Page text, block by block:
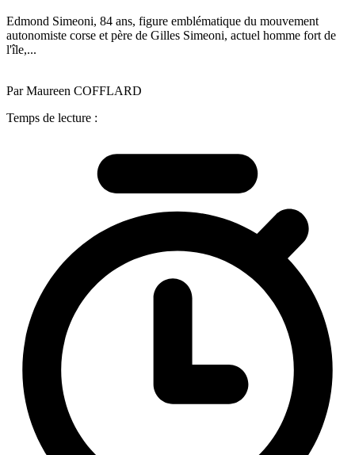
Edmond Simeoni, 84 ans, figure emblématique du mouvement
autonomiste corse et père de Gilles Simeoni, actuel homme fort de
l'île,...
Par Maureen COFFLARD
Temps de lecture :